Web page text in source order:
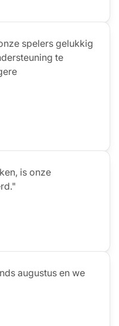
spelers gelukkig
te
is onze
augustus en we